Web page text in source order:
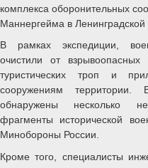
комплекса оборонительных
Маннергейма в Ленинградской
В рамках экспедиции,
очистили от
туристических троп и
сооружениям
обнаружены несколько
фрагменты исторической
Минобороны России.
Кроме того, специалисты